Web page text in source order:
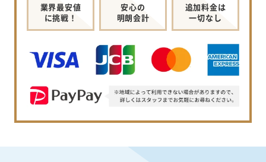
業界最安値
に挑戦！
安心の
明朗会計
追加料金は
一切なし